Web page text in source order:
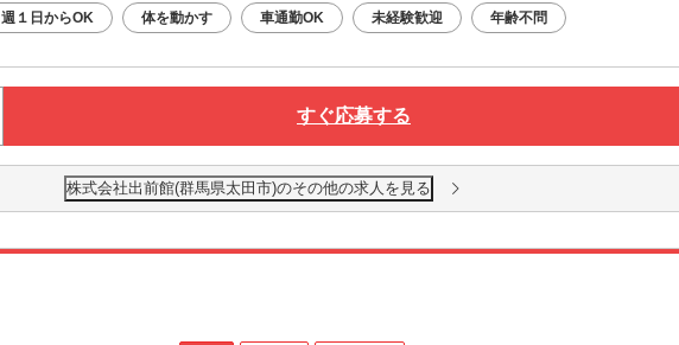
週１日からOK 体を動かす 車通勤OK 未経験歓迎 年齢不問
すぐ応募する
株式会社出前館(群馬県太田市)のその他の求人を見る